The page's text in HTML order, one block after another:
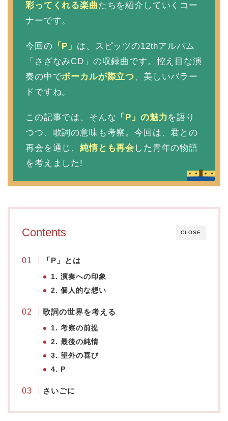
彩ってくれる楽曲たちを紹介していくコー
ナーです。
今回の 「P」 は、スピッツの12thアルバム
「さざなみCD」の収録曲です。控え目な演
奏の中でボーカルが際立つ、美しいバラー
ドですね。
この記事では、そんな 「P」の魅力 を語り
つつ、歌詞の意味も考察。今回は、君との
再会を通じ、純情とも再会 した青年の物語
を考えました!
CLOSE
Contents
「P」とは
1. 演奏への印象
2. 個人的な想い
歌詞の世界を考える
1. 考察の前提
2. 最後の純情
3. 望外の喜び
4. P
さいごに